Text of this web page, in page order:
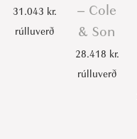
31.043 kr.
rúlluverð
– Cole
& Son
28.418 kr.
rúlluverð